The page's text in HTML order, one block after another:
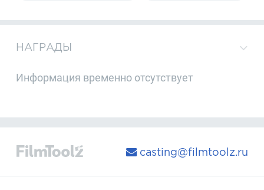
НАГРАДЫ
Информация временно отсутствует
casting@filmtoolz.ru